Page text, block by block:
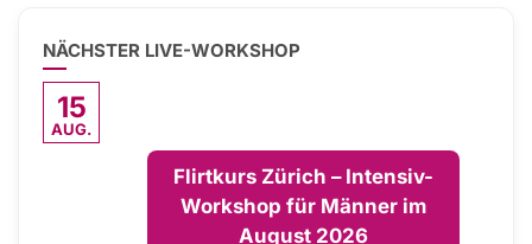
NÄCHSTER LIVE-WORKSHOP
15
AUG.
Flirtkurs Zürich – Intensiv-
Workshop für Männer im
August 2026